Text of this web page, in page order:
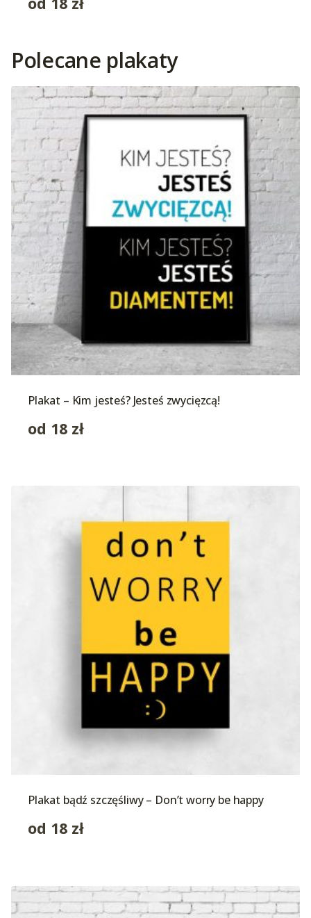
Polecane plakaty
Plakat – Kim jesteś? Jesteś zwycięzcą!
od 18 zł
Plakat bądź szczęśliwy – Don’t worry be happy
od 18 zł